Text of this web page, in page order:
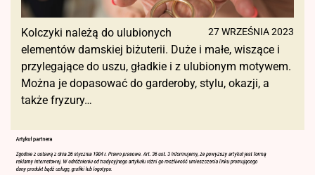
27 WRZEŚNIA 2023
Kolczyki należą do ulubionych
elementów damskiej biżuterii. Duże i małe, wiszące i
przylegające do uszu, gładkie i z ulubionym motywem.
Można je dopasować do garderoby, stylu, okazji, a
także fryzury…